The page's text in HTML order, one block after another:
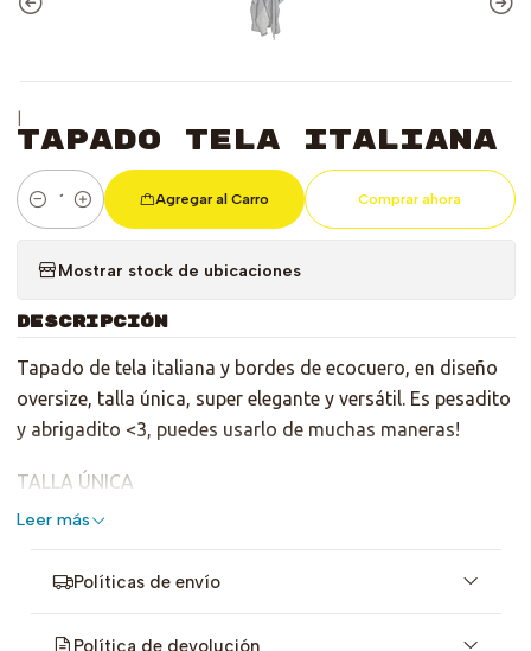
|
Tapado Tela Italiana
Cantidad
Agregar al Carro Comprar ahora
Mostrar stock de ubicaciones
DESCRIPCIÓN
Tapado de tela italiana y bordes de ecocuero, en diseño
oversize, talla única, super elegante y versátil. Es pesadito
y abrigadito <3, puedes usarlo de muchas maneras!
TALLA ÚNICA
Leer más
Políticas de envío
Política de devolución